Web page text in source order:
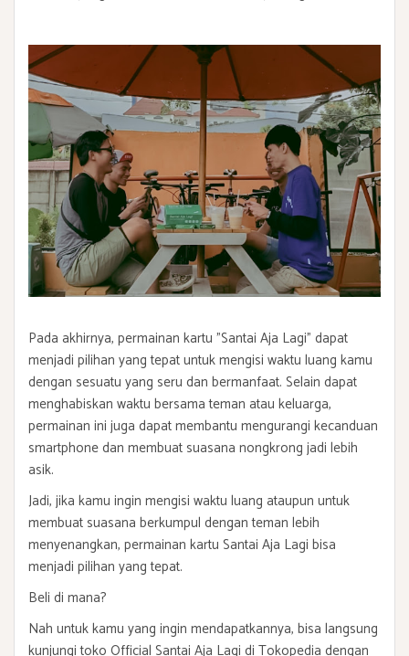
Pada akhirnya, permainan kartu "Santai Aja Lagi" dapat
menjadi pilihan yang tepat untuk mengisi waktu luang kamu
dengan sesuatu yang seru dan bermanfaat. Selain dapat
menghabiskan waktu bersama teman atau keluarga,
permainan ini juga dapat membantu mengurangi kecanduan
smartphone dan membuat suasana nongkrong jadi lebih
asik.
Jadi, jika kamu ingin mengisi waktu luang ataupun untuk
membuat suasana berkumpul dengan teman lebih
menyenangkan, permainan kartu Santai Aja Lagi bisa
menjadi pilihan yang tepat.
Beli di mana?
Nah untuk kamu yang ingin mendapatkannya, bisa langsung
kunjungi toko Official Santai Aja Lagi di Tokopedia dengan